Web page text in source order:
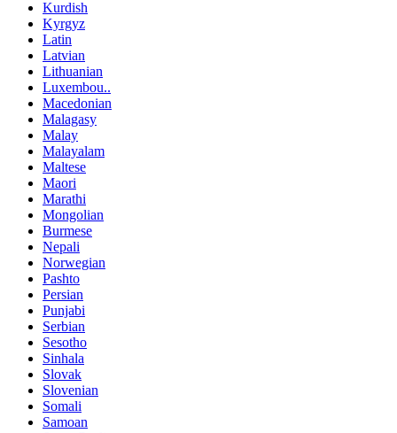
Kurdish
Kyrgyz
Latin
Latvian
Lithuanian
Luxembou..
Macedonian
Malagasy
Malay
Malayalam
Maltese
Maori
Marathi
Mongolian
Burmese
Nepali
Norwegian
Pashto
Persian
Punjabi
Serbian
Sesotho
Sinhala
Slovak
Slovenian
Somali
Samoan